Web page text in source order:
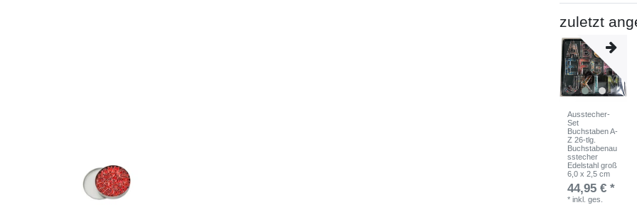
zuletzt
Ausstecher-
Set
Buchstaben A-
Z 26-tlg.
Buchstabenau
sstecher
Edelstahl groß
6,0 x 2,5 cm
44,95 € *
*inkl. ges.